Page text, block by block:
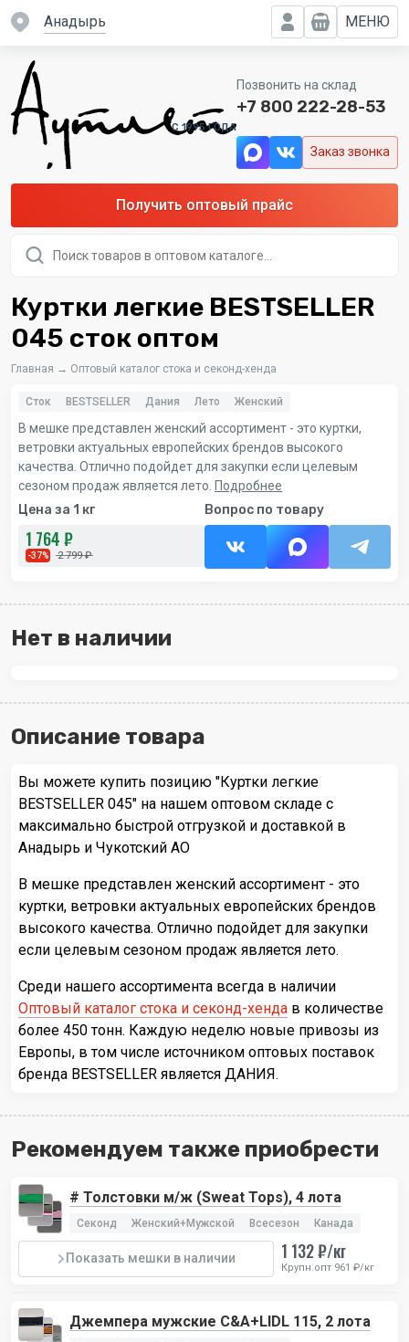
Анадырь МЕНЮ
C 1995 ГОДА
Позвонить на склад
+7 800 222-28-53
Заказ звонка
Получить оптовый прайс
товаров
Куртки легкие BESTSELLER
045 сток оптом
Главная → Оптовый каталог стока и секонд-хенда
Сток BESTSELLER Дания Лето Женский
В мешке представлен женский ассортимент - это куртки,
ветровки актуальных европейских брендов высокого
качества. Отлично подойдет для закупки если целевым
сезоном продаж является лето. Подробнее
Цена за 1 кг
1 764 ₽
-37% 2 799 ₽
Вопрос по товару
Нет в наличии
Описание товара
Вы можете купить позицию "Куртки легкие
BESTSELLER 045" на нашем оптовом складе с
максимально быстрой отгрузкой и доставкой в
Анадырь и Чукотский АО
В мешке представлен женский ассортимент - это
куртки, ветровки актуальных европейских брендов
высокого качества. Отлично подойдет для закупки
если целевым сезоном продаж является лето.
Среди нашего ассортимента всегда в наличии
Оптовый каталог стока и секонд-хенда в количестве
более 450 тонн. Каждую неделю новые привозы из
Европы, в том числе источником оптовых поставок
бренда BESTSELLER является ДАНИЯ.
Рекомендуем также приобрести
# Толстовки м/ж (Sweat Tops), 4 лота
Секонд Женский+Мужской Всесезон Канада
Показать мешки в наличии 1 132 ₽/кг
Крупн.опт 961 ₽/кг
Джемпера мужские C&A+LIDL 115, 2 лота